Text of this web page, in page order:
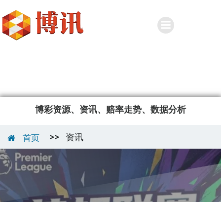
博彩资源、资讯、赔率走势、数据分析
首页 >> 资讯